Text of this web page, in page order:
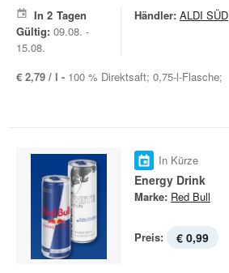
In 2 Tagen
Gültig: 09.08. -
15.08.
Händler: ALDI SÜD
€ 2,79 / l - 100 % Direktsaft; 0,75-l-Flasche;
In Kürze
Energy Drink
Marke: Red Bull
Preis: € 0,99